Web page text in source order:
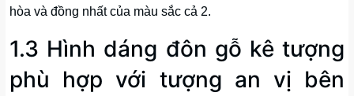
hòa và đồng nhất của màu sắc cả 2.
1.3 Hình dáng đôn gỗ kê tượng
phù hợp với tượng an vị bên